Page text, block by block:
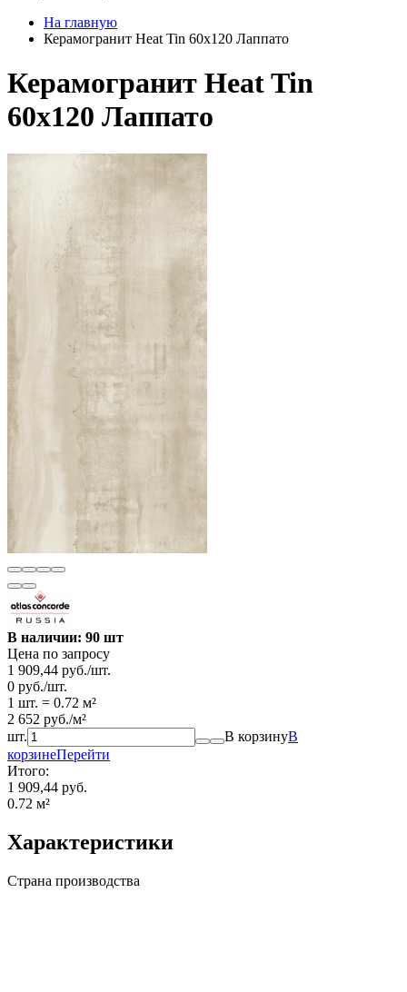
На главную
Керамогранит Heat Tin 60x120 Лаппато
Керамогранит Heat Tin
60x120 Лаппато
В наличии: 90 шт
Цена по запросу
1 909,44 руб./шт.
0 руб./шт.
1 шт. = 0.72 м²
2 652 руб./м²
шт.
В корзинуВ
корзинеПерейти
Итого:
1 909,44 руб.
0.72 м²
Характеристики
Страна производства